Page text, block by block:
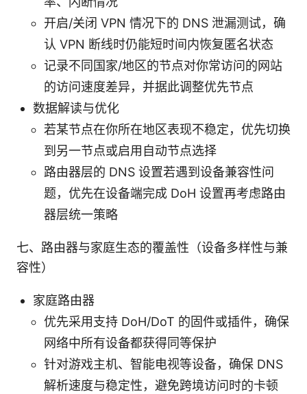
开启/关闭 VPN 情况下的 DNS 泄漏测试，确
认 VPN 断线时仍能短时间内恢复匿名状态
记录不同国家/地区的节点对你常访问的网站
的访问速度差异，并据此调整优先节点
数据解读与优化
若某节点在你所在地区表现不稳定，优先切换
到另一节点或启用自动节点选择
路由器层的 DNS 设置若遇到设备兼容性问
题，优先在设备端完成 DoH 设置再考虑路由
器层统一策略
七、路由器与家庭生态的覆盖性（设备多样性与兼
容性）
家庭路由器
优先采用支持 DoH/DoT 的固件或插件，确保
网络中所有设备都获得同等保护
针对游戏主机、智能电视等设备，确保 DNS
解析速度与稳定性，避免跨境访问时的卡顿